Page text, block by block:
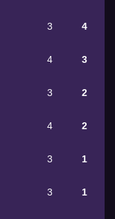
3 4
4 3
3 2
4 2
3 1
3 1